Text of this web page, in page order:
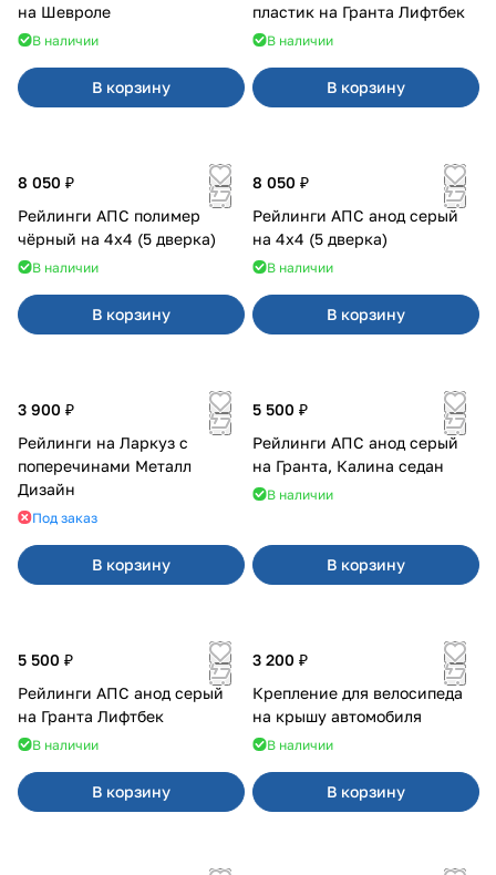
на Шевроле
В наличии
В корзину
пластик на Гранта Лифтбек
В наличии
В корзину
8 050 ₽
Рейлинги АПС полимер
чёрный на 4х4 (5 дверка)
В наличии
В корзину
8 050 ₽
Рейлинги АПС анод серый
на 4х4 (5 дверка)
В наличии
В корзину
3 900 ₽
Рейлинги на Ларкуз с
поперечинами Металл
Дизайн
Под заказ
В корзину
5 500 ₽
Рейлинги АПС анод серый
на Гранта, Калина седан
В наличии
В корзину
5 500 ₽
Рейлинги АПС анод серый
на Гранта Лифтбек
В наличии
В корзину
3 200 ₽
Крепление для велосипеда
на крышу автомобиля
В наличии
В корзину